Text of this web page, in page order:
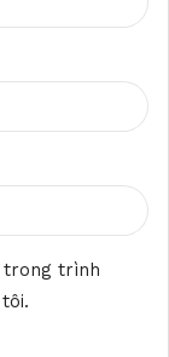
trong trình